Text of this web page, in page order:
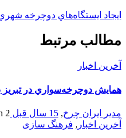
ايجاد ايستگاه‌هاي دوچرخه
مطالب مرتبط
آخرین اخبار
همايش دوچرخه‌سواري در تبريز
مدیر ایران چرخ, 15 سال قبل 2 min
آخرین اخبار , فرهنگ سازی